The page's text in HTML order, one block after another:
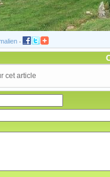
-
cet article